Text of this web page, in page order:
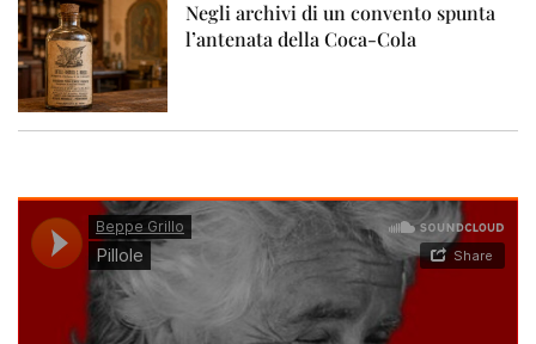
Negli archivi di un convento spunta
l’antenata della Coca-Cola